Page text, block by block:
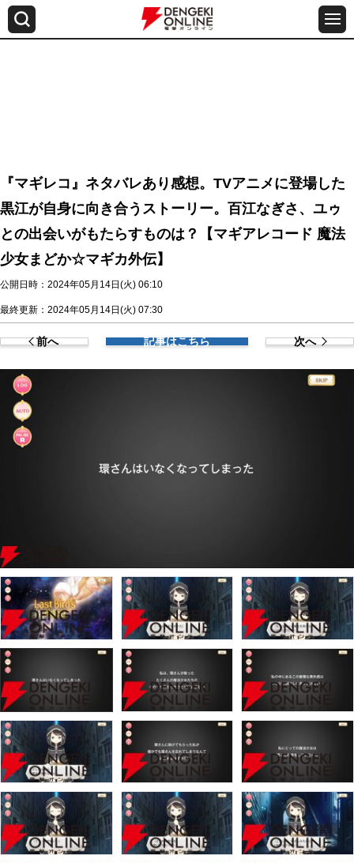
『マギレコ』ネタバレあり感想。TVアニメに登場した
黒江が自身に向き合うストーリー。百江なぎさ、ユゥ
との出会いがもたらすものは？【マギアレコード 魔法
少女まどか☆マギカ外伝】
公開日時：2024年05月14日(火) 06:10
最終更新：2024年05月14日(火) 07:30
前へ 記事はこちら 次へ